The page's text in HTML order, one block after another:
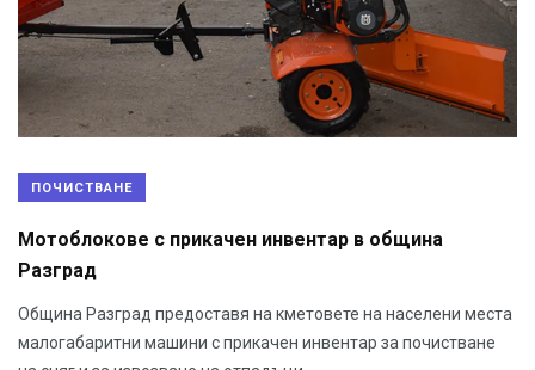
ПОЧИСТВАНЕ
Мотоблокове с прикачен инвентар в община
Разград
Община Разград предоставя на кметовете на населени места
малогабаритни машини с прикачен инвентар за почистване